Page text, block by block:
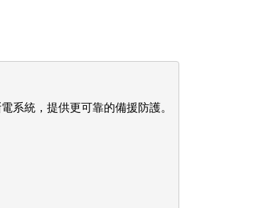
系統，提供更可靠的備援防護。